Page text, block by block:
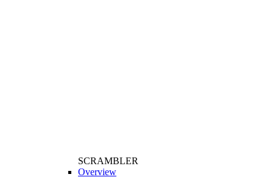
SCRAMBLER
Overview